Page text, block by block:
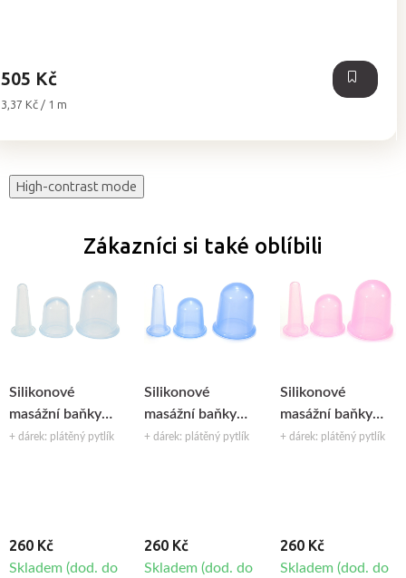
505 Kč
Měrná
3,37 Kč / 1 m
High-contrast mode
Zákazníci si také oblíbili
Silikonové
masážní baňky
Fabulo sada -
+ dárek: plátěný pytlík
260 Kč
Skladem (dod. do
Silikonové
masážní baňky
Fabulo sada -
+ dárek: plátěný pytlík
260 Kč
Skladem (dod. do
Silikonové
masážní baňky
Fabulo sada -
+ dárek: plátěný pytlík
260 Kč
Skladem (dod. do